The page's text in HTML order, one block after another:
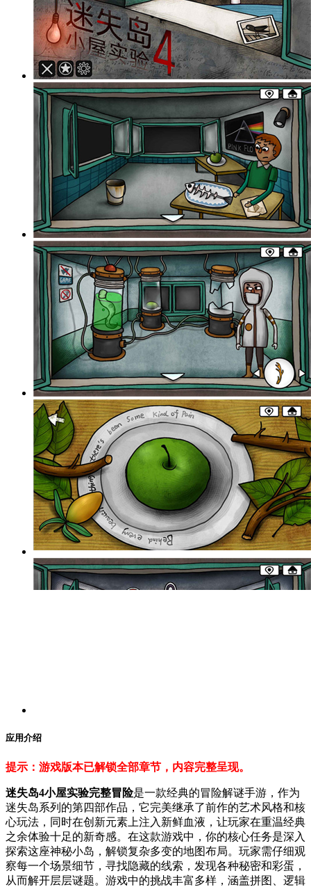
应用介绍
提示：游戏版本已解锁全部章节，内容完整呈现。
迷失岛4小屋实验完整冒险是一款经典的冒险解谜手游，作为
迷失岛系列的第四部作品，它完美继承了前作的艺术风格和核
心玩法，同时在创新元素上注入新鲜血液，让玩家在重温经典
之余体验十足的新奇感。在这款游戏中，你的核心任务是深入
探索这座神秘小岛，解锁复杂多变的地图布局。玩家需仔细观
察每一个场景细节，寻找隐藏的线索，发现各种秘密和彩蛋，
从而解开层层谜题。游戏中的挑战丰富多样，涵盖拼图、逻辑